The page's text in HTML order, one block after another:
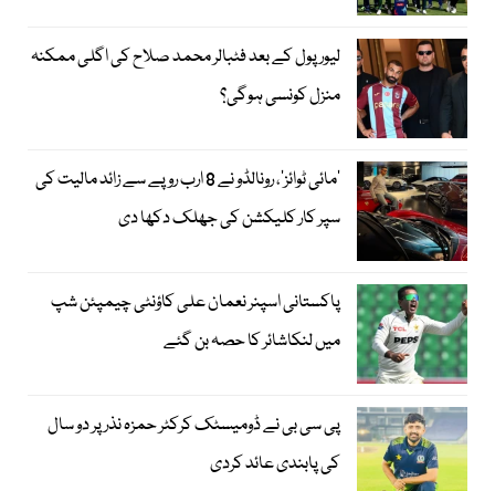
لیور پول کے بعد فٹبالر محمد صلاح کی اگلی ممکنہ
منزل کونسی ہوگی؟
’مائی ٹوائز‘، رونالڈو نے 8 ارب روپے سے زائد مالیت کی
سپر کار کلیکشن کی جھلک دکھا دی
پاکستانی اسپنر نعمان علی کاؤنٹی چیمپئن شپ
میں لنکاشائر کا حصہ بن گئے
پی سی بی نے ڈومیسٹک کرکٹر حمزہ نذر پر دو سال
کی پابندی عائد کردی